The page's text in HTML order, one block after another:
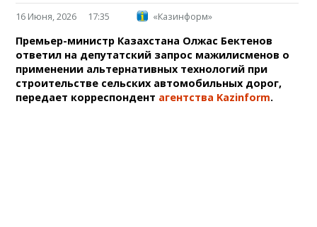
16 Июня, 2026 17:35 «Казинформ»
Премьер-министр Казахстана Олжас Бектенов
ответил на депутатский запрос мажилисменов о
применении альтернативных технологий при
строительстве сельских автомобильных дорог,
передает корреспондент агентства Kazinform.